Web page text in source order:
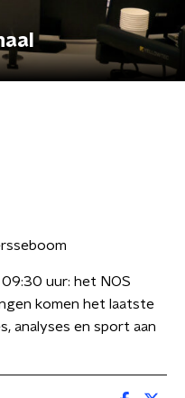
uur: het NOS
komen het laatste
analyses en sport aan